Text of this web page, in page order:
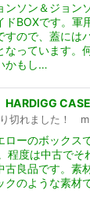
ンソン＆ジョン
ドBOXです。軍
すので、蓋には
なっています。
かもし…
れました！
ローのボックス
程度は中古でそ
古良品です。素
クのような素材